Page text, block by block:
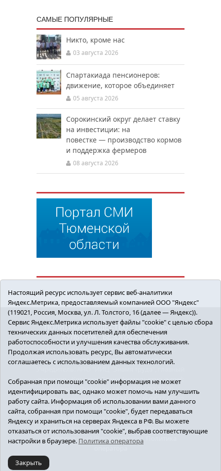
САМЫЕ ПОПУЛЯРНЫЕ
Никто, кроме нас
03 августа 2026
Спартакиада пенсионеров:
движение, которое объединяет
05 августа 2026
Сорокинский округ делает ставку
на инвестиции: на
повестке — производство кормов
и поддержка фермеров
08 августа 2026
ПОЛИТИКА ОБЩЕСТВО
ЗДОРОВЬЕ
КУЛЬТУРА
БЕЗОПАСНОСТЬ
16+ © 2018 Сорокинский район в деталях.
Новости Сорокинского района
редактор - Королюк Елена Анатольевна, e-mail:
znamenka@inbox.ru, тел.: 8(34550)2-27-30
Регистрационный номер СМИ Эл №ФС77-69142
от 24 марта 2017 г., выданное Федеральной
службой по надзору в сфере связи,
информационных технологий и массовых
коммуникаций (Роскомнадзор).
Настоящий ресурс использует сервис веб-аналитики
Яндекс.Метрика, предоставляемый компанией ООО "Яндекс"
(119021, Россия, Москва, ул. Л. Толстого, 16 (далее — Яндекс)).
Сервис Яндекс.Метрика использует файлы "cookie" с целью сбора
технических данных посетителей для обеспечения
работоспособности и улучшения качества обслуживания.
Продолжая использовать ресурс, Вы автоматически
соглашаетесь с использованием данных технологий.
Собранная при помощи "cookie" информация не может
идентифицировать вас, однако может помочь нам улучшить
работу сайта. Информация об использовании вами данного
сайта, собранная при помощи "cookie", будет передаваться
Яндексу и храниться на серверах Яндекса в РФ. Вы можете
отказаться от использования "cookie", выбрав соответствующие
настройки в браузере. Политика оператора
Закрыть